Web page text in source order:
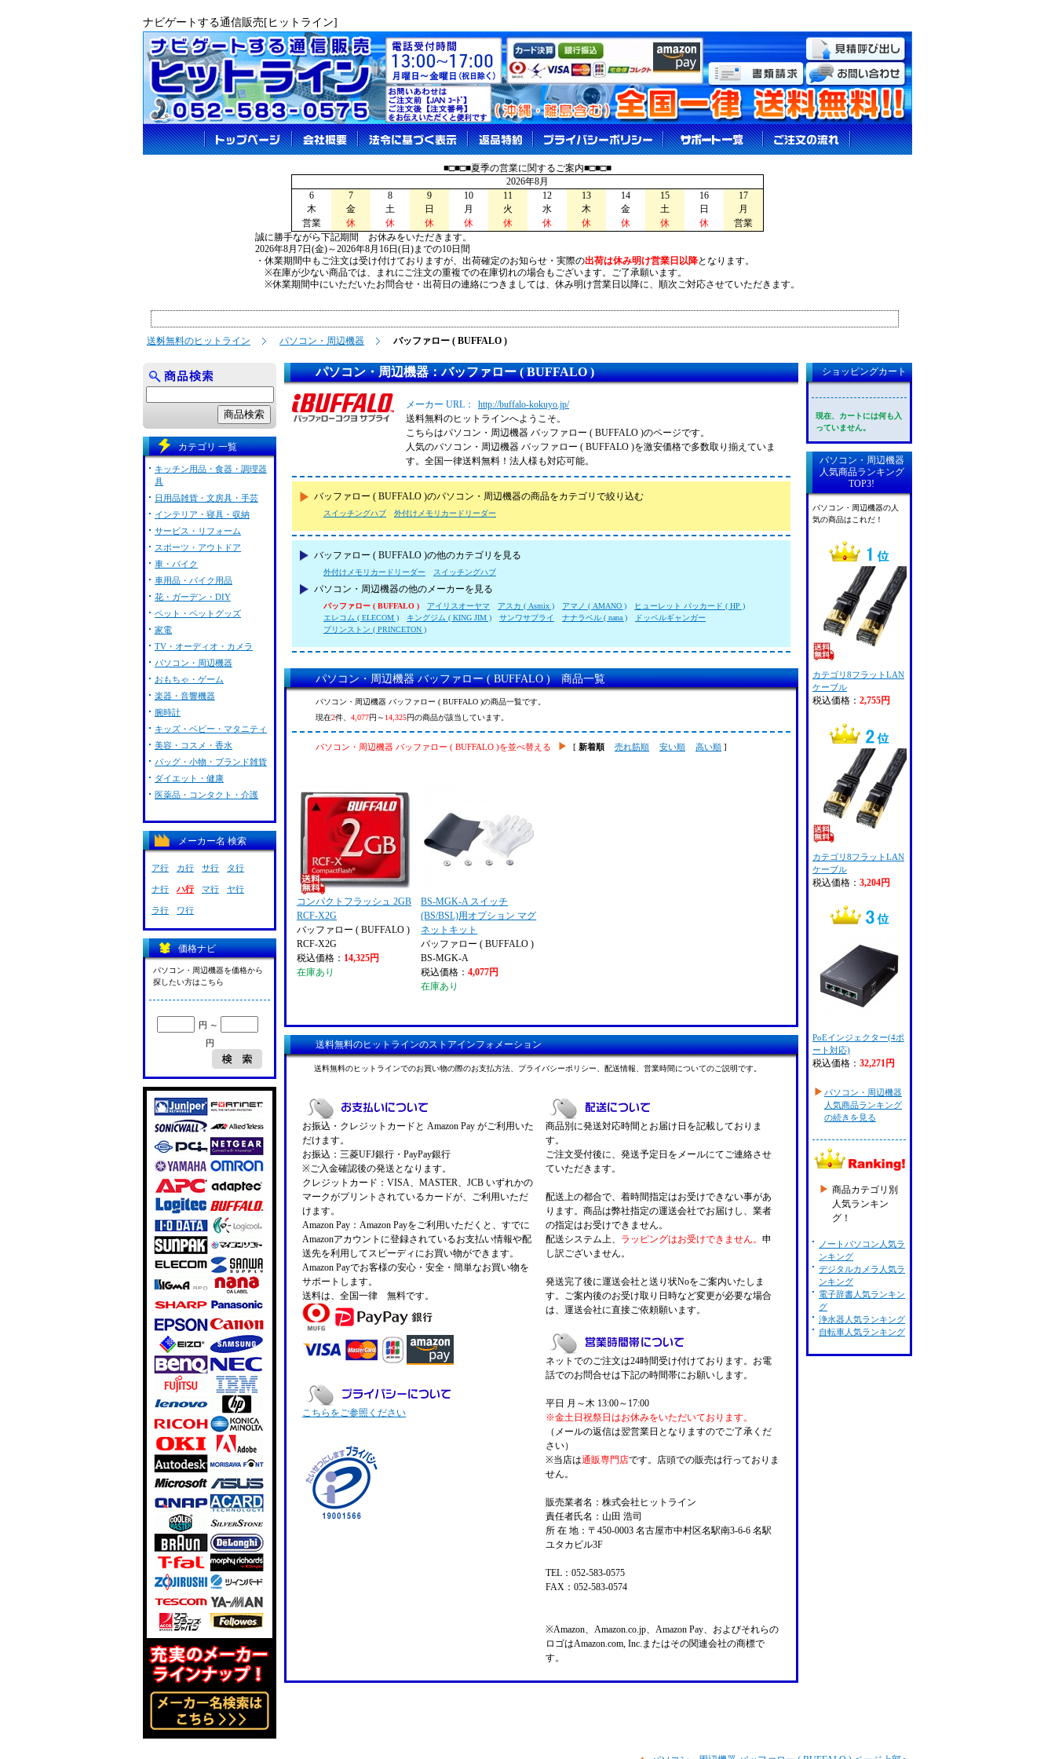
ナビゲートする通信販売[ヒットライン]
■□■□■夏季の営業に関するご案内■□■□■
2026年8月
6
7 8 9 10 11 12 13 14 15 16
17
木
金 土 日 月 火 水 木 金 土 日
月
営業
休 休 休 休 休 休 休 休 休 休
営業
誠に勝手ながら下記期間 お休みをいただきます。
2026年8月7日(金)～2026年8月16日(日)までの10日間
・休業期間中もご注文は受け付けておりますが、出荷確定のお知らせ・実際の出荷は休み明け営業日以降となります。
※在庫が少ない商品では、まれにご注文の重複での在庫切れの場合もございます。ご了承願います。
※休業期間中にいただいたお問合せ・出荷日の連絡につきましては、休み明け営業日以降に、順次ご対応させていただきます。
送料無料のヒットライン パソコン・周辺機器 バッファロー ( BUFFALO )
パソコン・周辺機器：バッファロー ( BUFFALO )
メーカー URL：
http://buffalo-kokuyo.jp/
送料無料のヒットラインへようこそ。
こちらはパソコン・周辺機器 バッファロー ( BUFFALO )のページです。
人気のパソコン・周辺機器 バッファロー ( BUFFALO )を激安価格で多数取り揃えていま
す。全国一律送料無料！法人様も対応可能。
バッファロー ( BUFFALO )のパソコン・周辺機器の商品をカテゴリで絞り込む
スイッチングハブ 外付けメモリカードリーダー
バッファロー ( BUFFALO )の他のカテゴリを見る
外付けメモリカードリーダー スイッチングハブ
パソコン・周辺機器の他のメーカーを見る
バッファロー ( BUFFALO ) アイリスオーヤマ アスカ ( Asmix ) アマノ ( AMANO )
ヒューレット パッカード ( HP )
エレコム ( ELECOM )
キングジム ( KING JIM ) サンワサプライ ナナラベル ( nana )
ドッペルギャンガー
プリンストン ( PRINCETON )
パソコン・周辺機器 バッファロー ( BUFFALO ) 商品一覧
パソコン・周辺機器 バッファロー ( BUFFALO )の商品一覧です。
現在2件、 4,077円～ 14,325円の商品が該当しています。
パソコン・周辺機器 バッファロー ( BUFFALO )を並べ替える [ 新着順 売れ筋順 安い順 高い順 ]
コンパクトフラッシュ 2GB
RCF-X2G
バッファロー ( BUFFALO )
RCF-X2G
税込価格： 14,325円
在庫あり
BS-MGK-A スイッチ
(BS/BSL)用オプション マグ
ネットキット
バッファロー ( BUFFALO )
BS-MGK-A
税込価格：4,077円
在庫あり
送料無料のヒットラインのストアインフォメーション
送料無料のヒットラインでのお買い物の際のお支払方法、プライバシーポリシー、配送情報、営業時間についてのご説明です。
お振込・クレジットカードと Amazon Pay がご利用いた
だけます。
お振込：三菱UFJ銀行・PayPay銀行
※ご入金確認後の発送となります。
クレジットカード：VISA、MASTER、JCB いずれかの
マークがプリントされているカードが、ご利用いただ
けます。
Amazon Pay：Amazon Payをご利用いただくと、すでに
Amazonアカウントに登録されているお支払い情報や配
送先を利用してスピーディにお買い物ができます。
Amazon Payでお客様の安心・安全・簡単なお買い物を
サポートします。
送料は、全国一律 無料です。
こちらをご参照ください
商品別に発送対応時間とお届け日を記載しておりま
す。
ご注文受付後に、発送予定日をメールにてご連絡させ
ていただきます。
配送上の都合で、着時間指定はお受けできない事があ
ります。商品は弊社指定の運送会社でお届けし、業者
の指定はお受けできません。
配送システム上、
ラッピングはお受けできません。 申
し訳ございません。
発送完了後に運送会社と送り状Noをご案内いたしま
す。ご案内後のお受け取り日時など変更が必要な場合
は、運送会社に直接ご依頼願います。
ネットでのご注文は24時間受け付けております。お電
話でのお問合せは下記の時間帯にお願いします。
平日 月～木 13:00～17:00
※金土日祝祭日はお休みをいただいております。
（メールの返信は翌営業日となりますのでご了承くだ
さい）
※当店は通販専門店です。店頭での販売は行っておりま
せん。
販売業者名：株式会社ヒットライン
責任者氏名：山田 浩司
所 在 地：〒450-0003 名古屋市中村区名駅南3-6-6 名駅
ユタカビル3F
TEL：052-583-0575
FAX：052-583-0574
※Amazon、Amazon.co.jp、Amazon Pay、およびそれらの
ロゴはAmazon.com, Inc.またはその関連会社の商標で
す。
カテゴリ 一覧
キッチン用品・食器・調理器
具
日用品雑貨・文房具・手芸
インテリア・寝具・収納
サービス・リフォーム
スポーツ・アウトドア
車・バイク
車用品・バイク用品
花・ガーデン・DIY
ペット・ペットグッズ
家電
TV・オーディオ・カメラ
パソコン・周辺機器
おもちゃ・ゲーム
楽器・音響機器
腕時計
キッズ・ベビー・マタニティ
美容・コスメ・香水
バッグ・小物・ブランド雑貨
ダイエット・健康
医薬品・コンタクト・介護
メーカー名 検索
ア行 カ行 サ行 タ行
ナ行 ハ行 マ行 ヤ行
ラ行 ワ行
価格ナビ
パソコン・周辺機器を価格から
探したい方はこちら
円 ～
円
ショッピングカート
現在、カートには何も入
っていません。
パソコン・周辺機器
人気商品ランキング
TOP3!
パソコン・周辺機器の人
気の商品はこれだ！
カテゴリ8フラットLAN
ケーブル
税込価格： 2,755円
カテゴリ8フラットLAN
ケーブル
税込価格： 3,204円
PoEインジェクター(4ポ
ート対応)
税込価格： 32,271円
パソコン・周辺機器
人気商品ランキング
の続きを見る
商品カテゴリ別
人気ランキン
グ！
ノートパソコン人気ラ
ンキング
デジタルカメラ人気ラ
ンキング
電子辞書人気ランキン
グ
浄水器人気ランキング
自転車人気ランキング